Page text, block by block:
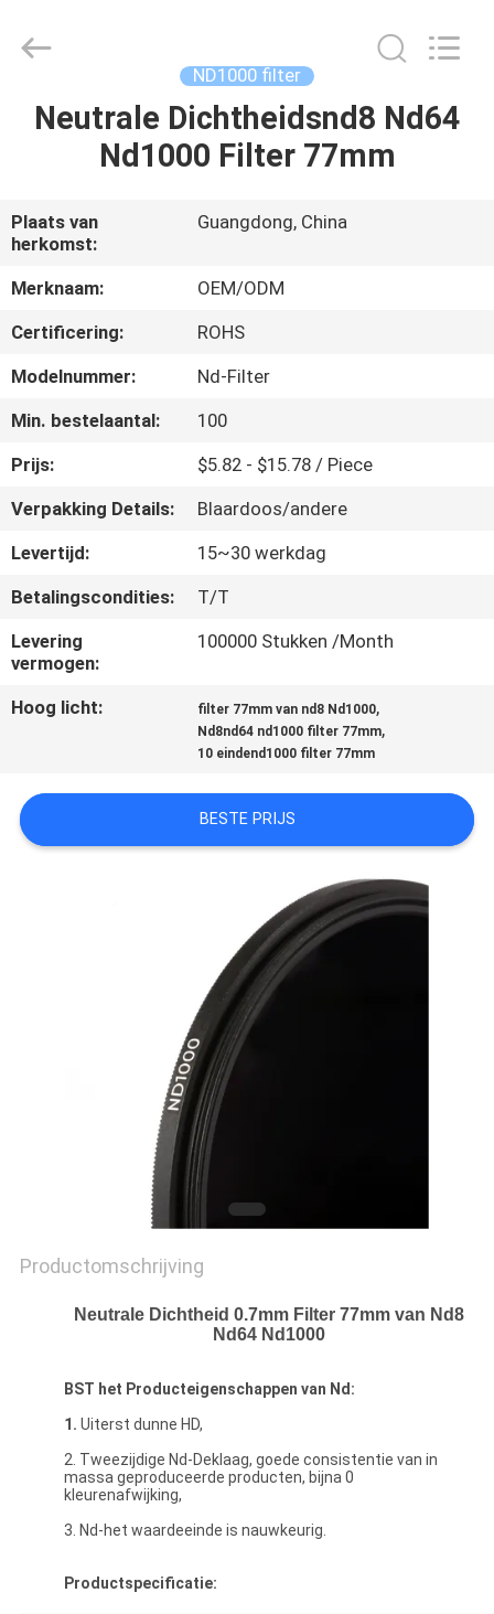
HUIS
ONGEVEER
ONS
FABRIEKSREIS
KWALITEITSCONTROLE
CONTACTEER
ONS
VERZOEK
OM
CITAAT
SITEMAP
Shadow
Technology
Reserved.
ND1000 filter
Neutrale Dichtheidsnd8 Nd64
Nd1000 Filter 77mm
Plaats van
herkomst:
Guangdong, China
Merknaam:
OEM/ODM
Certificering:
ROHS
Modelnummer:
Nd-Filter
Min. bestelaantal:
100
Prijs:
$5.82 - $15.78 / Piece
Verpakking Details:
Blaardoos/andere
Levertijd:
15~30 werkdag
Betalingscondities:
T/T
Levering
vermogen:
100000 Stukken /Month
Hoog licht: filter 77mm van nd8 Nd1000,
Nd8nd64 nd1000 filter 77mm,
10 eindend1000 filter 77mm
BESTE PRIJS
Productomschrijving
Neutrale Dichtheid 0.7mm Filter 77mm van Nd8
Nd64 Nd1000
BST het Producteigenschappen van Nd:
1. Uiterst dunne HD,
2. Tweezijdige Nd-Deklaag, goede consistentie van in
massa geproduceerde producten, bijna 0
kleurenafwijking,
3. Nd-het waardeeinde is nauwkeurig.
Productspecificatie: